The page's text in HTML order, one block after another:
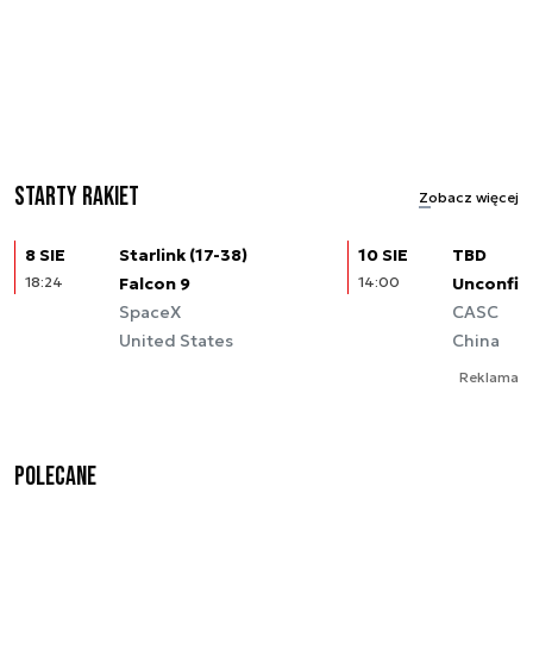
Starty rakiet Zobacz więcej
8 SIE
18:24
Starlink (17-38)
Falcon 9
SpaceX
United States
10 SIE
14:00
TBD
CASC
China
Reklama
Polecane